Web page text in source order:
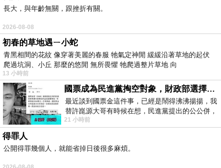
長大，與年齡無關，跟挫折有關。
2026-08-08
初春的草地遇ㄧ小蛇
青黑相間的花紋 像穿著美麗的春服 牠氣定神閒 緩緩沿著草地的起伏
爬過坑洞、小丘 那麼的悠閒 無所畏懼 牠爬過整片草地 向
13 小時前
國票成為民進黨掏空對象，財政部選擇性失憶
最近談到國票金這件事，已經是鬧得沸沸揚揚，我
替許崑源大哥有時候在想，民進黨提出的公公併，
其實就是想要國庫通黨庫，鬧出最大的醜
21 小時前
得罪人
公開得罪幾個人，就能省掉日後很多麻煩。